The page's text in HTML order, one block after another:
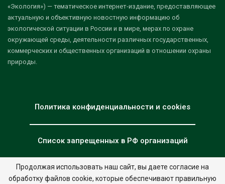
«Экология») — тематическое интернет-издание, предоставляющее
актуальную и объективную новостную информацию об
экологической ситуации в России и в мире, мерах по охране
окружающей среды, деятельности различных государственных,
коммерческих и общественных организаций в отношении охраны
природы.
Политика конфиденциальности и cookies
Список запрещенных в РФ организаций
© 2026 - НИА "Экология". Все права защищены. Дизайн:nia.eco
Продолжая использовать наш сайт, вы даете согласие на
обработку файлов cookie, которые обеспечивают правильную